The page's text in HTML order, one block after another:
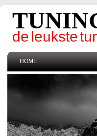
de leukste
HOME